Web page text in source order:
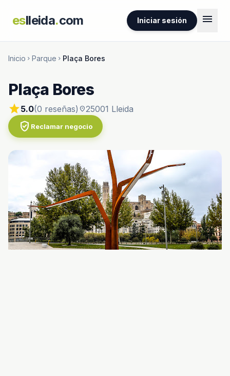
eslleida.com Iniciar sesión menu
Inicio chevron_right Parque chevron_right Plaça Bores
Plaça Bores
star5.0(0 reseñas) location_on25001 Lleida
verified_user Reclamar negocio